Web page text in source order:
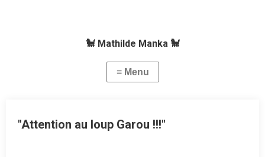
🐩 Mathilde Manka 🐩
"Attention au loup Garou !!!"